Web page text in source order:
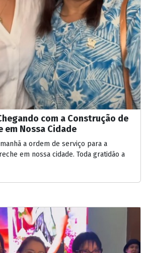
com a Construção de
em Nossa Cidade
a ordem de serviço para a
em nossa cidade. Toda gratidão a